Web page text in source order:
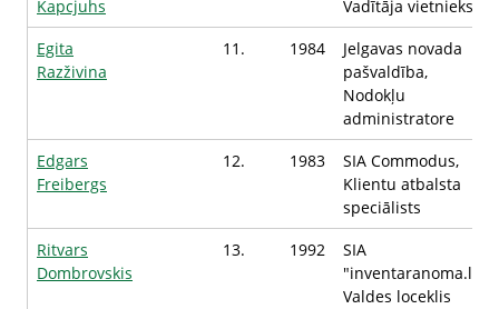
Kapcjuhs
Vadītāja vietnieks
Egita
Razživina
11. 1984
Jelgavas novada
pašvaldība,
Nodokļu
administratore
Edgars
Freibergs
12. 1983
SIA Commodus,
Klientu atbalsta
speciālists
Ritvars
Dombrovskis
13. 1992
SIA
"inventaranoma.lv",
Valdes loceklis